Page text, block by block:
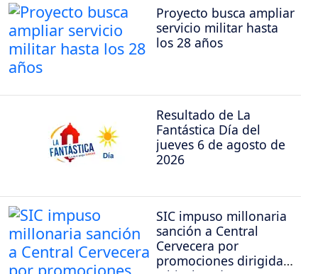
Proyecto busca ampliar
servicio militar hasta
los 28 años
Resultado de La
Fantástica Día del
jueves 6 de agosto de
2026
SIC impuso millonaria
sanción a Central
Cervecera por
promociones dirigidas